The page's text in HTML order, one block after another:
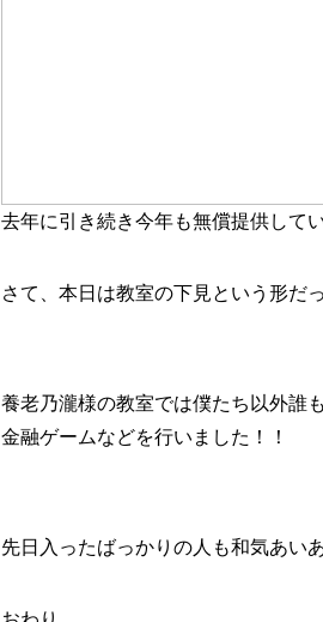
去年に引き続き今年も無償提供して
さて、本日は教室の下見という形だ
養老乃瀧様の教室では僕たち以外誰
金融ゲームなどを行いました！！
先日入ったばっかりの人も和気あい